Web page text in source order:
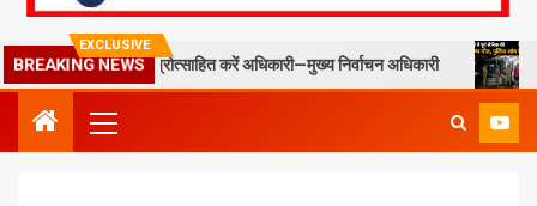
EXCLUSIVE
BREAKING NEWS
स्टाफ को प्रोत्साहित करें अधिकारी—मुख्य निर्वाचन अधिकारी मसूरी में